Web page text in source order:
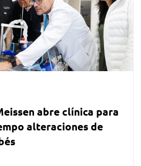
abre clínica para
alteraciones de